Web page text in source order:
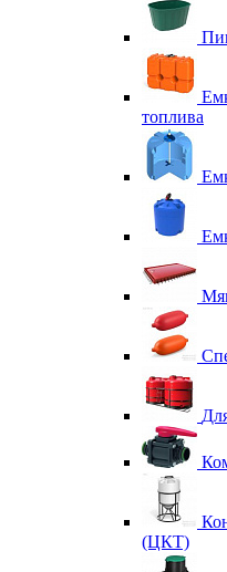
топлива
(ЦКТ)